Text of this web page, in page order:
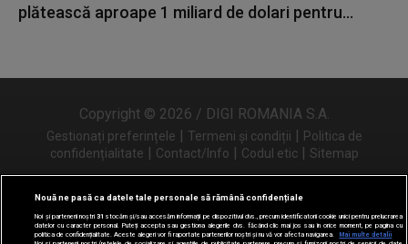
plătească aproape 1 miliard de dolari pentru...
Copyright © 2026 / DIGI ROMANIA S.A.
Gestionați preferințele | Termeni și condiții | Politica de
confidențialitate | Contact/Info | Codul etic | Sitemap
Urmărește-ne și pe
Nouă ne pasă ca datele tale personale să rămână confidențiale
Noi și partenerii noștri31 stocăm și/sau accesăm informații pe dispozitivul dvs., precum identificatorii cookie unici pentru prelucrarea
datelor cu caracter personal. Puteți accepta sau gestiona alegerile dvs. făcând clic mai jos sau în orice moment, pe pagina cu
politica de confidențialitate. Aceste alegeri vor fi raportate partenerilor noștri și nu vă vor afecta navigarea.
Mai multe detalii